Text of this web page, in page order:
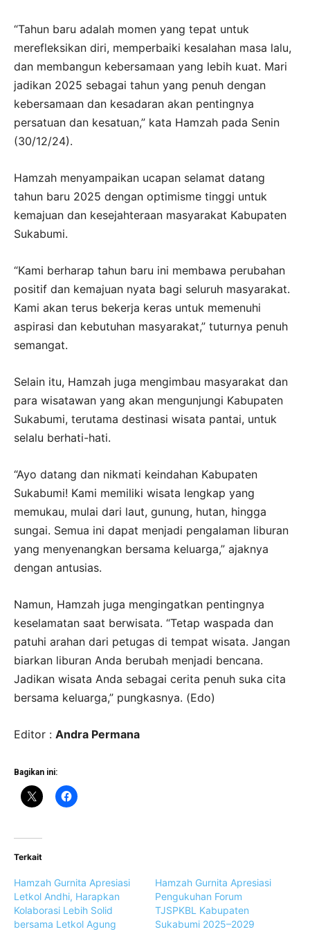
“Tahun baru adalah momen yang tepat untuk
merefleksikan diri, memperbaiki kesalahan masa lalu,
dan membangun kebersamaan yang lebih kuat. Mari
jadikan 2025 sebagai tahun yang penuh dengan
kebersamaan dan kesadaran akan pentingnya
persatuan dan kesatuan,” kata Hamzah pada Senin
(30/12/24).
Hamzah menyampaikan ucapan selamat datang
tahun baru 2025 dengan optimisme tinggi untuk
kemajuan dan kesejahteraan masyarakat Kabupaten
Sukabumi.
“Kami berharap tahun baru ini membawa perubahan
positif dan kemajuan nyata bagi seluruh masyarakat.
Kami akan terus bekerja keras untuk memenuhi
aspirasi dan kebutuhan masyarakat,” tuturnya penuh
semangat.
Selain itu, Hamzah juga mengimbau masyarakat dan
para wisatawan yang akan mengunjungi Kabupaten
Sukabumi, terutama destinasi wisata pantai, untuk
selalu berhati-hati.
“Ayo datang dan nikmati keindahan Kabupaten
Sukabumi! Kami memiliki wisata lengkap yang
memukau, mulai dari laut, gunung, hutan, hingga
sungai. Semua ini dapat menjadi pengalaman liburan
yang menyenangkan bersama keluarga,” ajaknya
dengan antusias.
Namun, Hamzah juga mengingatkan pentingnya
keselamatan saat berwisata. “Tetap waspada dan
patuhi arahan dari petugas di tempat wisata. Jangan
biarkan liburan Anda berubah menjadi bencana.
Jadikan wisata Anda sebagai cerita penuh suka cita
bersama keluarga,” pungkasnya. (Edo)
Editor : Andra Permana
Bagikan ini:
Terkait
Hamzah Gurnita Apresiasi
Letkol Andhi, Harapkan
Kolaborasi Lebih Solid
bersama Letkol Agung
Hamzah Gurnita Apresiasi
Pengukuhan Forum
TJSPKBL Kabupaten
Sukabumi 2025–2029